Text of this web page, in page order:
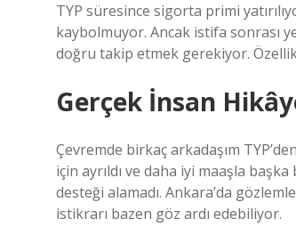
TYP süresince sigorta primi
kaybolmuyor. Ancak istifa sonrası
doğru takip etmek gerekiyor.
Gerçek İnsan
Çevremde birkaç arkadaşım
için ayrıldı ve daha iyi maaşla
desteği alamadı. Ankara’da
istikrarı bazen göz ardı edebiliyor.